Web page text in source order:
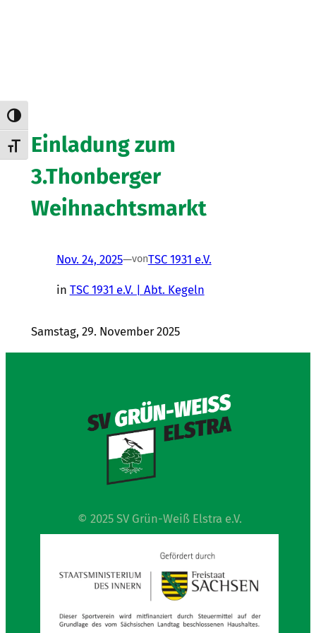
Umschalten auf hohe Kontraste
Schrift vergrößern
Einladung zum
3.Thonberger
Weihnachtsmarkt
Nov. 24, 2025—vonTSC 1931 e.V.
in TSC 1931 e.V. | Abt. Kegeln
Samstag, 29. November 2025
© 2025 SV Grün-Weiß Elstra e.V.